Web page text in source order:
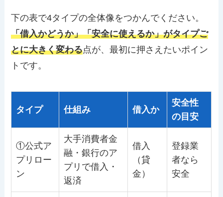
下の表で4タイプの全体像をつかんでください。
「借入かどうか」「安全に使えるか」がタイプご
とに大きく変わる点が、最初に押さえたいポイン
トです。
タイプ 仕組み 借入か
安全性
の目安
①公式ア
プリロー
ン
大手消費者金
融・銀行のア
プリで借入・
返済
借入
（貸
金）
登録業
者なら
安全